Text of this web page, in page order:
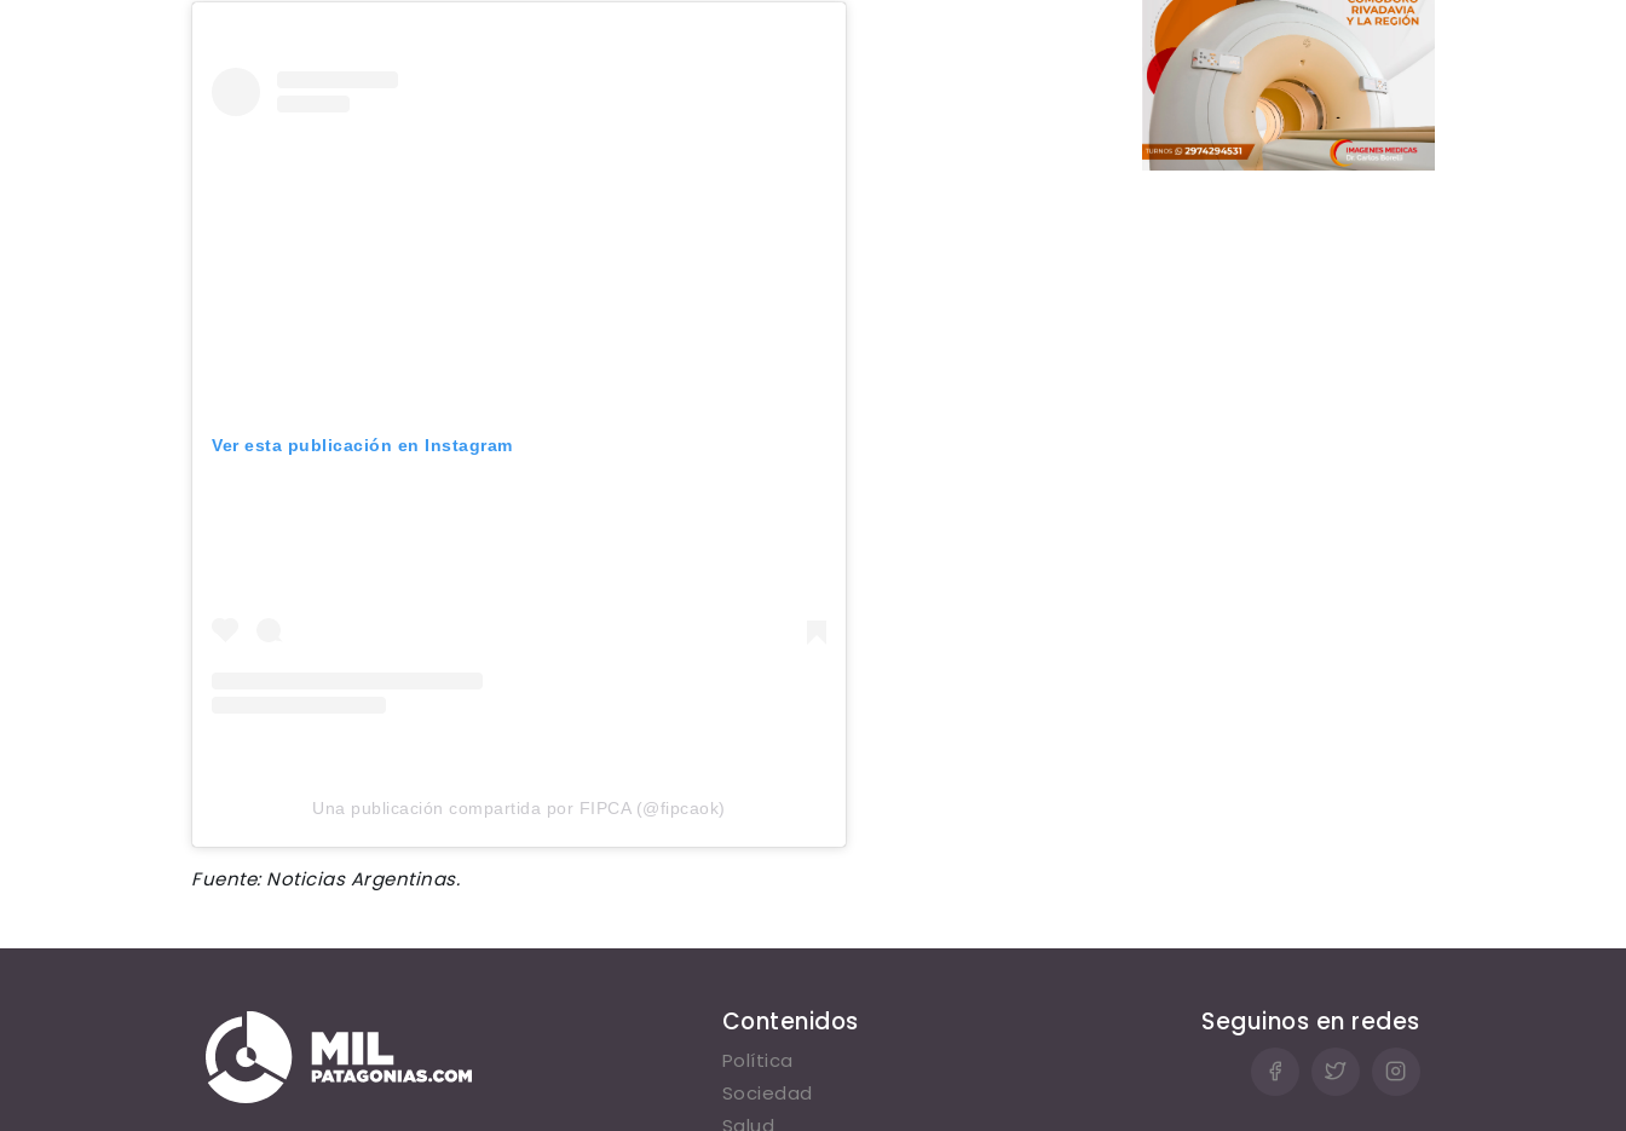
Ver esta publicación en Instagram
Una publicación compartida por FIPCA (@fipcaok)
Fuente: Noticias Argentinas.
Contenidos
Política
Sociedad
Salud
Seguinos en redes